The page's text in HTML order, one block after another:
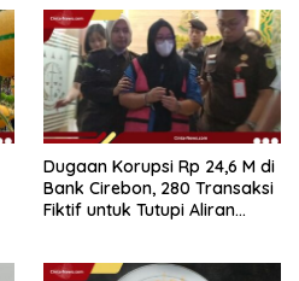
Dugaan Korupsi Rp 24,6 M di
Bank Cirebon, 280 Transaksi
Fiktif untuk Tutupi Aliran